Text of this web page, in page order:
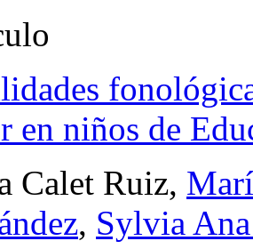
en niños de
Calet Ruiz,
, Sylvia